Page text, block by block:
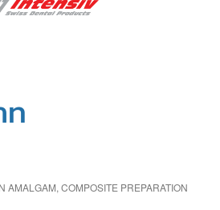
AMALGAM, COMPOSITE PREPARATION